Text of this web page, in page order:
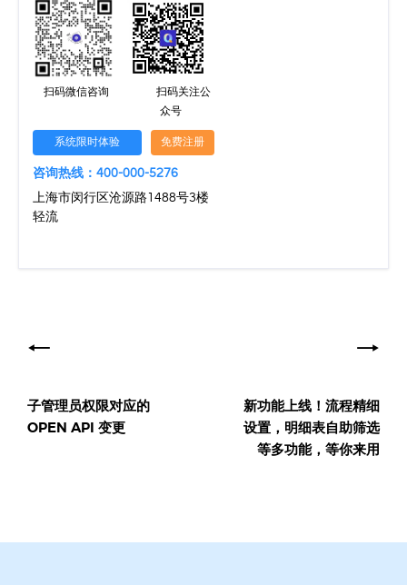
扫码微信咨询
扫码关注公
众号
系统限时体验 免费注册
咨询热线：400-000-5276
上海市闵行区沧源路1488号3楼
轻流
章
导
航子管理员权限对应的
OPEN API 变更
新功能上线！流程精细
设置，明细表自助筛选
等多功能，等你来用